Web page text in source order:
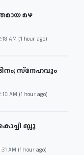
മഴ
AM (1 hour ago)
സ്നേഹവും
AM (1 hour ago)
ബ്ലൂ
AM (1 hour ago)